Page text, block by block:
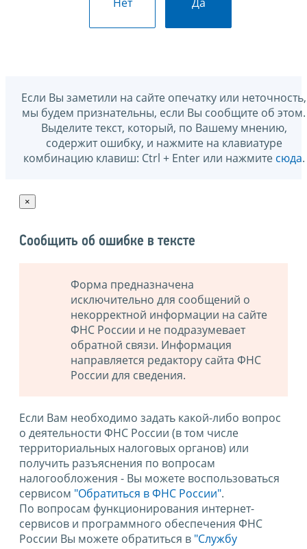
Если Вы заметили на сайте опечатку или неточность,
мы будем признательны, если Вы сообщите об этом.
Выделите текст, который, по Вашему мнению,
содержит ошибку, и нажмите на клавиатуре
комбинацию клавиш: Ctrl + Enter или нажмите сюда.
×
Сообщить об ошибке в тексте
Форма предназначена
исключительно для сообщений о
некорректной информации на сайте
ФНС России и не подразумевает
обратной связи. Информация
направляется редактору сайта ФНС
России для сведения.
Если Вам необходимо задать какой-либо вопрос
о деятельности ФНС России (в том числе
территориальных налоговых органов) или
получить разъяснения по вопросам
налогообложения - Вы можете воспользоваться
сервисом "Обратиться в ФНС России".
По вопросам функционирования интернет-
сервисов и программного обеспечения ФНС
России Вы можете обратиться в "Службу